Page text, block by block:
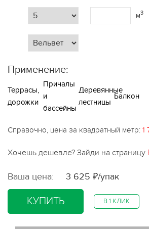
м3
Применение:
Террасы,
дорожки
Причалы
и
бассейны
Деревянные
лестницы
Балкон
Справочно, цена за квадратный метр: 1
Хочешь дешевле? Зайди на страницу
Ваша цена: 3 625 ₽/упак
КУПИТЬ В 1 КЛИК